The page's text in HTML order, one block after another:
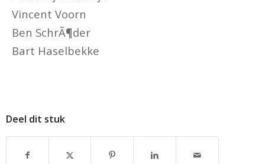
Vincent Voorn
Ben SchrÃ¶der
Bart Haselbekke
Deel dit stuk